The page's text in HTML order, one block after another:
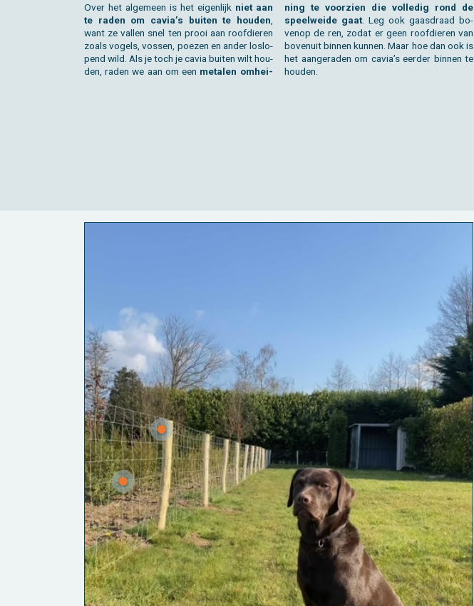
Over het al­ge­meen is het ei­gen­lijk niet aan
te raden om cavia’s bui­ten te hou­den
want ze val­len snel ten prooi aan roof­die­ren
zoals vo­gels, vos­sen, poe­zen en ander los­lo­
pend wild. Als je toch je cavia bui­ten wilt hou­
den, raden we aan om een me­ta­len om­hei­
ning te voor­zien die vol­le­dig rond de
speel­wei­de gaat. Leg ook gaas­draad bo­
ven­op de ren, zodat er geen roof­die­ren van
bo­ven­uit bin­nen kun­nen. Maar hoe dan ook is
het aan­ge­ra­den om cavia’s eer­der bin­nen te
hou­den.